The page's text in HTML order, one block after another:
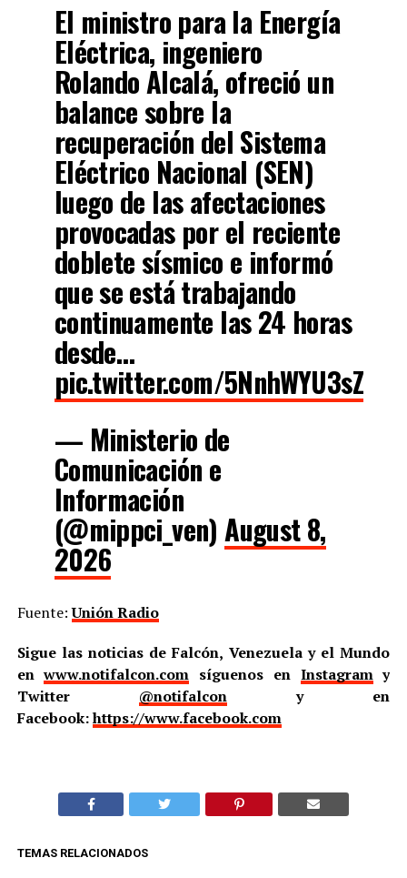
El ministro para la Energía
Eléctrica, ingeniero
Rolando Alcalá, ofreció un
balance sobre la
recuperación del Sistema
Eléctrico Nacional (SEN)
luego de las afectaciones
provocadas por el reciente
doblete sísmico e informó
que se está trabajando
continuamente las 24 horas
desde…
pic.twitter.com/5NnhWYU3sZ
— Ministerio de
Comunicación e
Información
(@mippci_ven)August 8,
2026
Fuente:Unión Radio
Sigue las noticias de Falcón, Venezuela y el Mundo
enwww.notifalcon.com síguenos en Instagramy
Twitter @notifalcony en
Facebook:https://www.facebook.com
TEMAS RELACIONADOS